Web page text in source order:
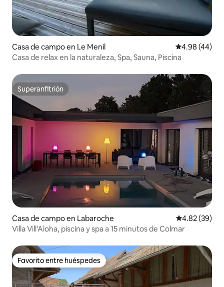
Casa de campo en Le Menil Calificación
4.98 (44)
Casa de relax en la naturaleza, Spa, Sauna, Piscina
Superanfitrión
Superanfitrión
Casa de campo en Labaroche Calificación
4.82 (39)
Villa Vill'Aloha, piscina y spa a 15 minutos de Colmar
Favorito entre huéspedes
Favorito entre huéspedes